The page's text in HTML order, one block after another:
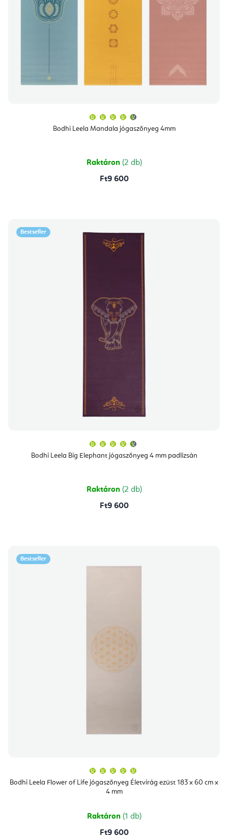
Bodhi Leela Mandala jógaszőnyeg 4mm
átlagos
értékelése
csillag.
Raktáron (2 db)
Ft9 600
Bestseller
Bodhi Leela Big Elephant jógaszőnyeg 4 mm padlizsán
átlagos
értékelése
csillag.
Raktáron (2 db)
Ft9 600
Bestseller
Bodhi Leela Flower of Life jógaszőnyeg Életvirág ezüst 183 x 60 cm x
4 mm
átlagos
értékelése
csillag.
Raktáron (1 db)
Ft9 600